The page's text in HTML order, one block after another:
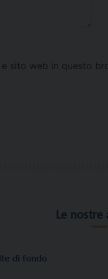
sito web in questo
Le
di fondo